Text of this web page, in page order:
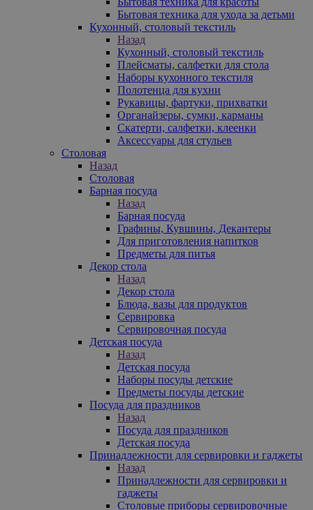
Бытовая техника для ухода за детьми
Кухонный, столовый текстиль
Назад
Кухонный, столовый текстиль
Плейсматы, салфетки для стола
Наборы кухонного текстиля
Полотенца для кухни
Рукавицы, фартуки, прихватки
Органайзеры, сумки, карманы
Скатерти, салфетки, клеенки
Аксессуары для стульев
Столовая
Назад
Столовая
Барная посуда
Назад
Барная посуда
Графины, Кувшины, Декантеры
Для приготовления напитков
Предметы для питья
Декор стола
Назад
Декор стола
Блюда, вазы для продуктов
Сервировка
Сервировочная посуда
Детская посуда
Назад
Детская посуда
Наборы посуды детские
Предметы посуды детские
Посуда для праздников
Назад
Посуда для праздников
Детская посуда
Принадлежности для сервировки и гаджеты
Назад
Принадлежности для сервировки и
гаджеты
Столовые приборы сервировочные